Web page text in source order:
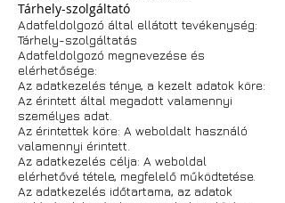
Tárhely-szolgáltató
Adatfeldolgozó által ellátott tevékenység:
Tárhely-szolgáltatás
Adatfeldolgozó megnevezése és
elérhetősége:
Az adatkezelés ténye, a kezelt adatok köre:
Az érintett által megadott valamennyi
személyes adat.
Az érintettek köre: A weboldalt használó
valamennyi érintett.
Az adatkezelés célja: A weboldal
elérhetővé tétele, megfelelő működtetése.
Az adatkezelés időtartama, az adatok